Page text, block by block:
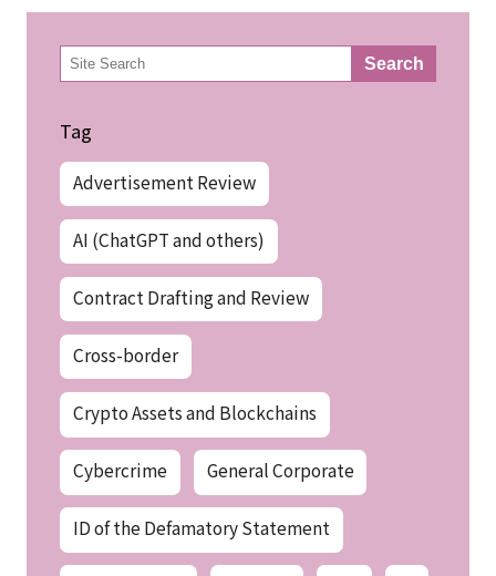
検
索 Search
Tag
Advertisement Review
AI (ChatGPT and others)
Contract Drafting and Review
Cross-border
Crypto Assets and Blockchains
Cybercrime General Corporate
ID of the Defamatory Statement